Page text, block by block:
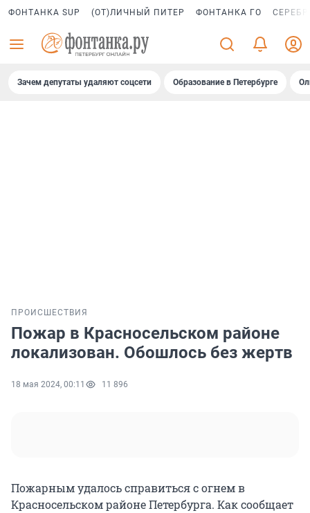
ФОНТАНКА SUP (ОТ)ЛИЧНЫЙ ПИТЕР ФОНТАНКА ГО
Зачем депутаты удаляют соцсети Образование в Петербурге
ПРОИСШЕСТВИЯ
Пожар в Красносельском районе
локализован. Обошлось без жертв
18 мая 2024, 00:11 11 896
Пожарным удалось справиться с огнем в
Красносельском районе Петербурга. Как сообщает